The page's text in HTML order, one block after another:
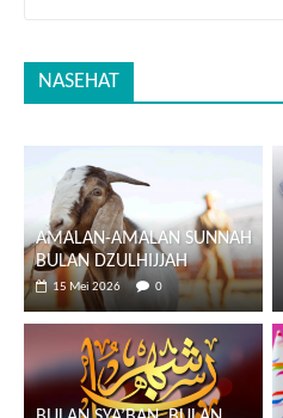
NASEHAT
AMALAN-AMALAN SUNNAH
BULAN DZULHIJJAH
15 Mei 2026 0